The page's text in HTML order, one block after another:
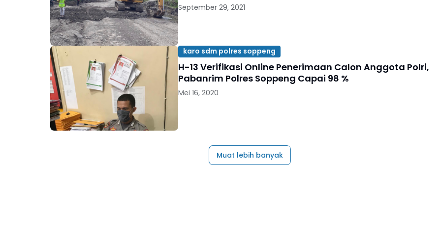
September 29, 2021
karo sdm polres soppeng
H-13 Verifikasi Online Penerimaan Calon Anggota Polri,
Pabanrim Polres Soppeng Capai 98 %
Mei 16, 2020
Muat lebih banyak